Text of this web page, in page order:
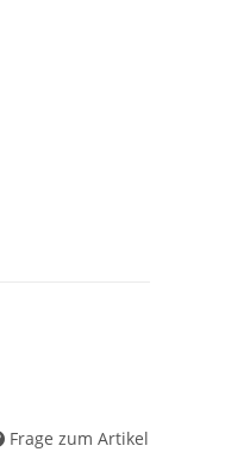
Frage zum Artikel